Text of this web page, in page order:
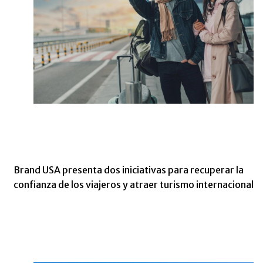
Brand USA presenta dos iniciativas para recuperar la
confianza de los viajeros y atraer turismo internacional